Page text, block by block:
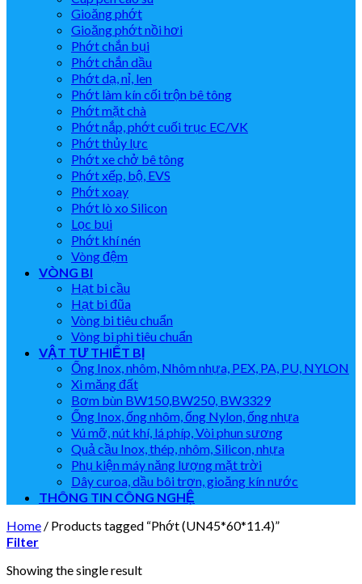
Gioăng phớt
Gioăng phớt nồi hơi
Phớt chắn bụi
Phớt chắn dầu
Phớt dạ, nỉ, len
Phớt làm kín cối trộn bê tông
Phớt mặt chà
Phớt nắp, phớt cuối trục EC/VK
Phớt thủy lực
Phớt xe chở bê tông
Phớt xếp, bộ, EVS
Phớt xoay
Phớt lò xo Silicon
Lọc bụi
Phớt khí nén
Vòng đệm
VÒNG BI
Hạt bi cầu
Hạt bi đũa
Vòng bi tiêu chuẩn
Vòng bi phi tiêu chuẩn
VẬT TƯ THIẾT BỊ
Ống Inox, nhôm, Nhôm nhựa, PEX, PA, PU, NYLON
Xi măng đất
Bơm bùn BW150,BW250, BW3329
Ống Inox, ống nhôm, ống Nylon, ống nhựa
Vú mỡ, nút khí, lá phíp, Vòi phun sương
Quả cầu Inox, thép, nhôm, Silicon, nhựa
Phụ kiện máy năng lượng mặt trời
Dây curoa, dầu bôi trơn, gioăng kín nước
THÔNG TIN CÔNG NGHỆ
Home / Products tagged “Phớt (UN45*60*11.4)”
Filter
Showing the single result